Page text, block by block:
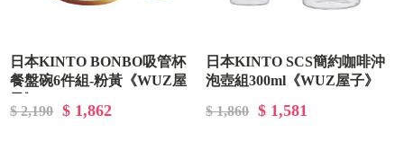
日本KINTO BONBO吸管杯
餐盤碗6件組-粉黃《WUZ屋
$ 2,190 $ 1,862
日本KINTO SCS簡約咖啡沖
泡壺組300ml《WUZ屋子》
$ 1,860
$ 1,581